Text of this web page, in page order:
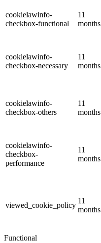
cookielawinfo-
checkbox-functional
11
months
cookielawinfo-
checkbox-necessary
11
months
cookielawinfo-
checkbox-others
11
months
cookielawinfo-
checkbox-
performance
11
months
viewed_cookie_policy
11
months
Functional